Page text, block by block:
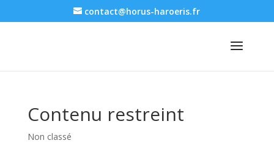
contact@horus-haroeris.fr
Contenu restreint
Non classé